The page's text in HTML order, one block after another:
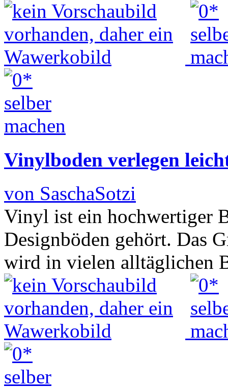
Vinylboden verlegen
von SaschaSotzi
Vinyl ist ein hochwertiger
Designböden gehört. Das
wird in vielen alltäglichen